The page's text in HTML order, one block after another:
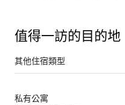
值得一訪的目的地
其他住宿類型
私有公寓